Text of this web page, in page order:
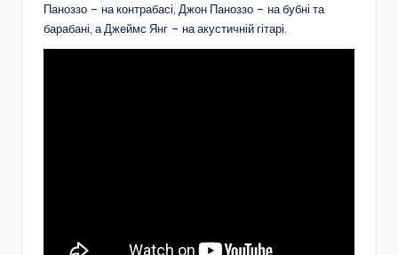
Паноззо – на контрабасі, Джон Паноззо – на бубні та
барабані, а Джеймс Янг – на акустичній гітарі.